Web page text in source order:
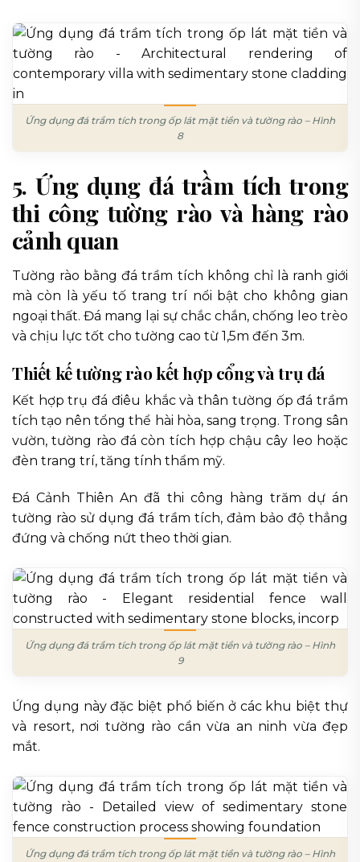
Ứng dụng đá trầm tích trong ốp lát mặt tiền và tường rào – Hình
8
5. Ứng dụng đá trầm tích trong
thi công tường rào và hàng rào
cảnh quan
Tường rào bằng đá trầm tích không chỉ là ranh giới
mà còn là yếu tố trang trí nổi bật cho không gian
ngoại thất. Đá mang lại sự chắc chắn, chống leo trèo
và chịu lực tốt cho tường cao từ 1,5m đến 3m.
Thiết kế tường rào kết hợp cổng và trụ đá
Kết hợp trụ đá điêu khắc và thân tường ốp đá trầm
tích tạo nên tổng thể hài hòa, sang trọng. Trong sân
vườn, tường rào đá còn tích hợp chậu cây leo hoặc
đèn trang trí, tăng tính thẩm mỹ.
Đá Cảnh Thiên An đã thi công hàng trăm dự án
tường rào sử dụng đá trầm tích, đảm bảo độ thẳng
đứng và chống nứt theo thời gian.
Ứng dụng đá trầm tích trong ốp lát mặt tiền và tường rào – Hình
9
Ứng dụng này đặc biệt phổ biến ở các khu biệt thự
và resort, nơi tường rào cần vừa an ninh vừa đẹp
mắt.
Ứng dụng đá trầm tích trong ốp lát mặt tiền và tường rào – Hình